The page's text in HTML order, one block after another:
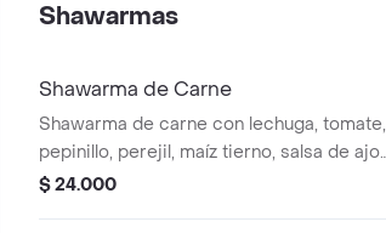
Shawarmas
Shawarma de Carne
Shawarma de carne con lechuga, tomate,
pepinillo, perejil, maíz tierno, salsa de ajo
y pan árabe.
$ 24.000